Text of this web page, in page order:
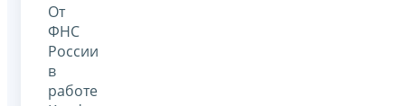
От
ФНС
России
в
работе